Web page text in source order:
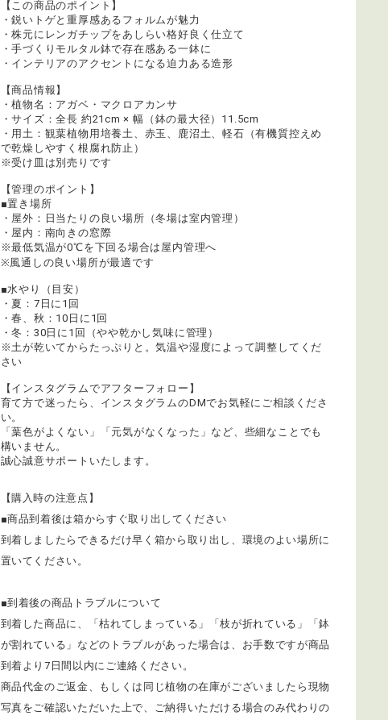
【この商品のポイント】
・鋭いトゲと重厚感あるフォルムが魅力
・株元にレンガチップをあしらい格好良く仕立て
・手づくりモルタル鉢で存在感ある一鉢に
・インテリアのアクセントになる迫力ある造形
【商品情報】
・植物名：アガベ・マクロアカンサ
・サイズ：全長 約21cm × 幅（鉢の最大径）11.5cm
・用土：観葉植物用培養土、赤玉、鹿沼土、軽石（有機質控えめ
で乾燥しやすく根腐れ防止）
※受け皿は別売りです
【管理のポイント】
■置き場所
・屋外：日当たりの良い場所（冬場は室内管理）
・屋内：南向きの窓際
※最低気温が0℃を下回る場合は屋内管理へ
※風通しの良い場所が最適です
■水やり（目安）
・夏：7日に1回
・春、秋：10日に1回
・冬：30日に1回（やや乾かし気味に管理）
※土が乾いてからたっぷりと。気温や湿度によって調整してくだ
さい
【インスタグラムでアフターフォロー】
育て方で迷ったら、インスタグラムのDMでお気軽にご相談くださ
い。
「葉色がよくない」「元気がなくなった」など、些細なことでも
構いません。
誠心誠意サポートいたします。
【購入時の注意点】
■商品到着後は箱からすぐ取り出してください
到着しましたらできるだけ早く箱から取り出し、環境のよい場所に
置いてください。
■到着後の商品トラブルについて
​到着した商品に、「枯れてしまっている」「枝が折れている」「鉢
が割れている」などのトラブルがあった場合は、お手数ですが商品
到着より7日間以内にご連絡ください。
商品代金のご返金、もしくは同じ植物の在庫がございましたら現物
写真をご確認いただいた上で、ご納得いただける場合のみ代わりの